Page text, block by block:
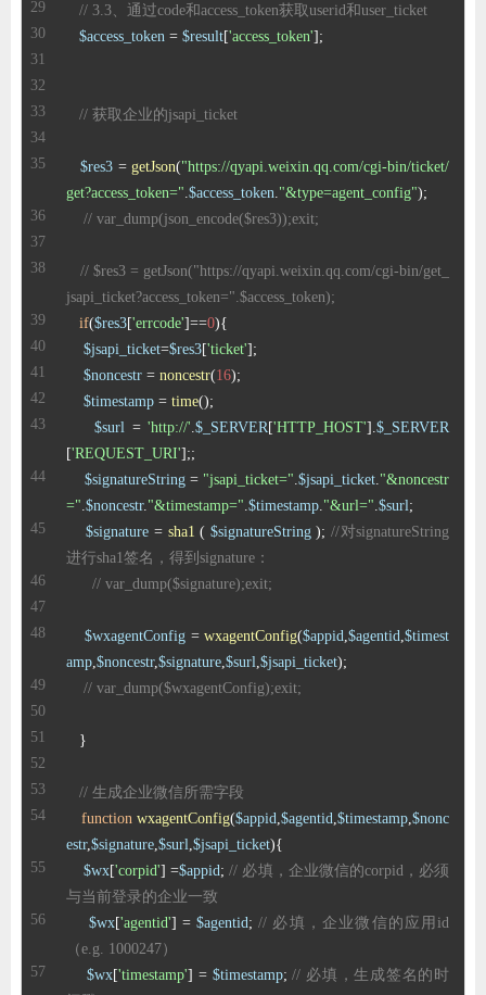
// 3.3、通过code和access_token获取userid和user_ticket
$access_token = $result['access_token'
// 获取企业的jsapi_ticket
$res3 = getJson("https://qyapi.weixin.qq.com/cgi-bin/ticket/
get?access_token=" $access_token "&type=agent_config"
// var_dump(json_encode($res3));exit;
// $res3 = getJson("https://qyapi.weixin.qq.com/cgi-bin/get_
jsapi_ticket?access_token=".$access_token);
if($res3['errcode']==0
$jsapi_ticket=$res3['ticket'
$noncestr = noncestr(16
$timestamp = time
$surl = 'http://' .$_SERVER['HTTP_HOST'].$_SERVER
['REQUEST_URI'
$signatureString = "jsapi_ticket=" .$jsapi_ticket "&noncestr
=" $noncestr. "&timestamp=" $timestamp. "&url=" $surl
$signature = sha1 ( $signatureString ); //对signatureString
进行sha1签名，得到signature：
// var_dump($signature);exit;
$wxagentConfig = wxagentConfig($appid ,$agentid ,$timest
amp, $noncestr, $signature, $surl $jsapi_ticket
// var_dump($wxagentConfig);exit;
// 生成企业微信所需字段
function wxagentConfig($appid ,$agentid ,$timestamp ,$nonc
estr, $signature, $surl $jsapi_ticket)
$wx['corpid'] =$appid; // 必填，企业微信的corpid，必须
与当前登录的企业一致
$wx['agentid'] = $agentid; // 必填，企业微信的应用id
（e.g. 1000247）
$wx['timestamp'] = $timestamp; // 必填，生成签名的时